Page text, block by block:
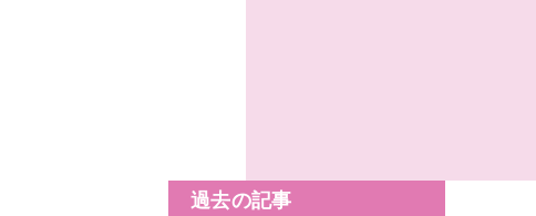
過去の記事